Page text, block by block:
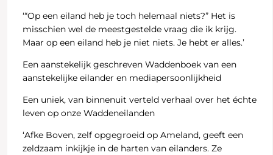
‘“Op een eiland heb je toch helemaal niets?” Het is
misschien wel de meestgestelde vraag die ik krijg.
Maar op een eiland heb je niet niets. Je hebt er alles.’
Een aanstekelijk geschreven Waddenboek van een
aanstekelijke eilander en mediapersoonlijkheid
Een uniek, van binnenuit verteld verhaal over het échte
leven op onze Waddeneilanden
‘Afke Boven, zelf opgegroeid op Ameland, geeft een
zeldzaam inkijkje in de harten van eilanders. Ze